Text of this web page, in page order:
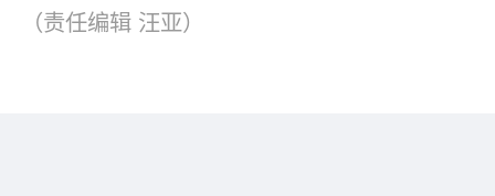
（责任编辑 汪亚）